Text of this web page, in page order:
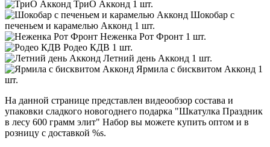
ТриО Акконд 1 шт.
Шокобар с
печеньем и карамелью Акконд 1 шт.
Неженка Рот Фронт 1 шт.
Родео КДВ 1 шт.
Летний день Акконд 1 шт.
Ярмила с бисквитом Акконд 1
шт.
На данной странице представлен видеообзор состава и
упаковки сладкого новогоднего подарка "Шкатулка Праздник
в лесу 600 грамм элит" Набор вы можете купить оптом и в
розницу с доставкой %s.